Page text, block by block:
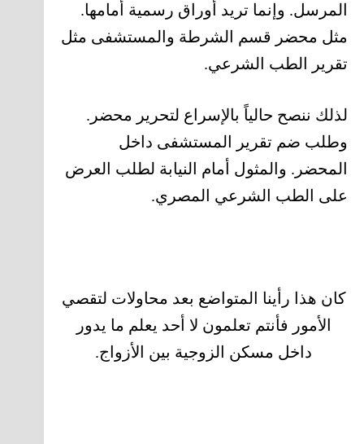
المرسل. وإنما تريد أوراق رسمية أمامها.
مثل محضر قسم الشرطة والمستشفى مثل
تقرير الطب الشرعي.
لذلك ننصح حالياً بالإسراع لتحرير محضر.
وطلب ضم تقرير المستشفى داخل
المحضر. والمثول أمام النيابة لطلب العرض
على الطب الشرعي المصري.
كان هذا رأينا المتواضع بعد محاولات لتقصي
الأمور فأنتم تعلمون لا أحد يعلم ما يدور
داخل مسكن الزوجية بين الأزواج.